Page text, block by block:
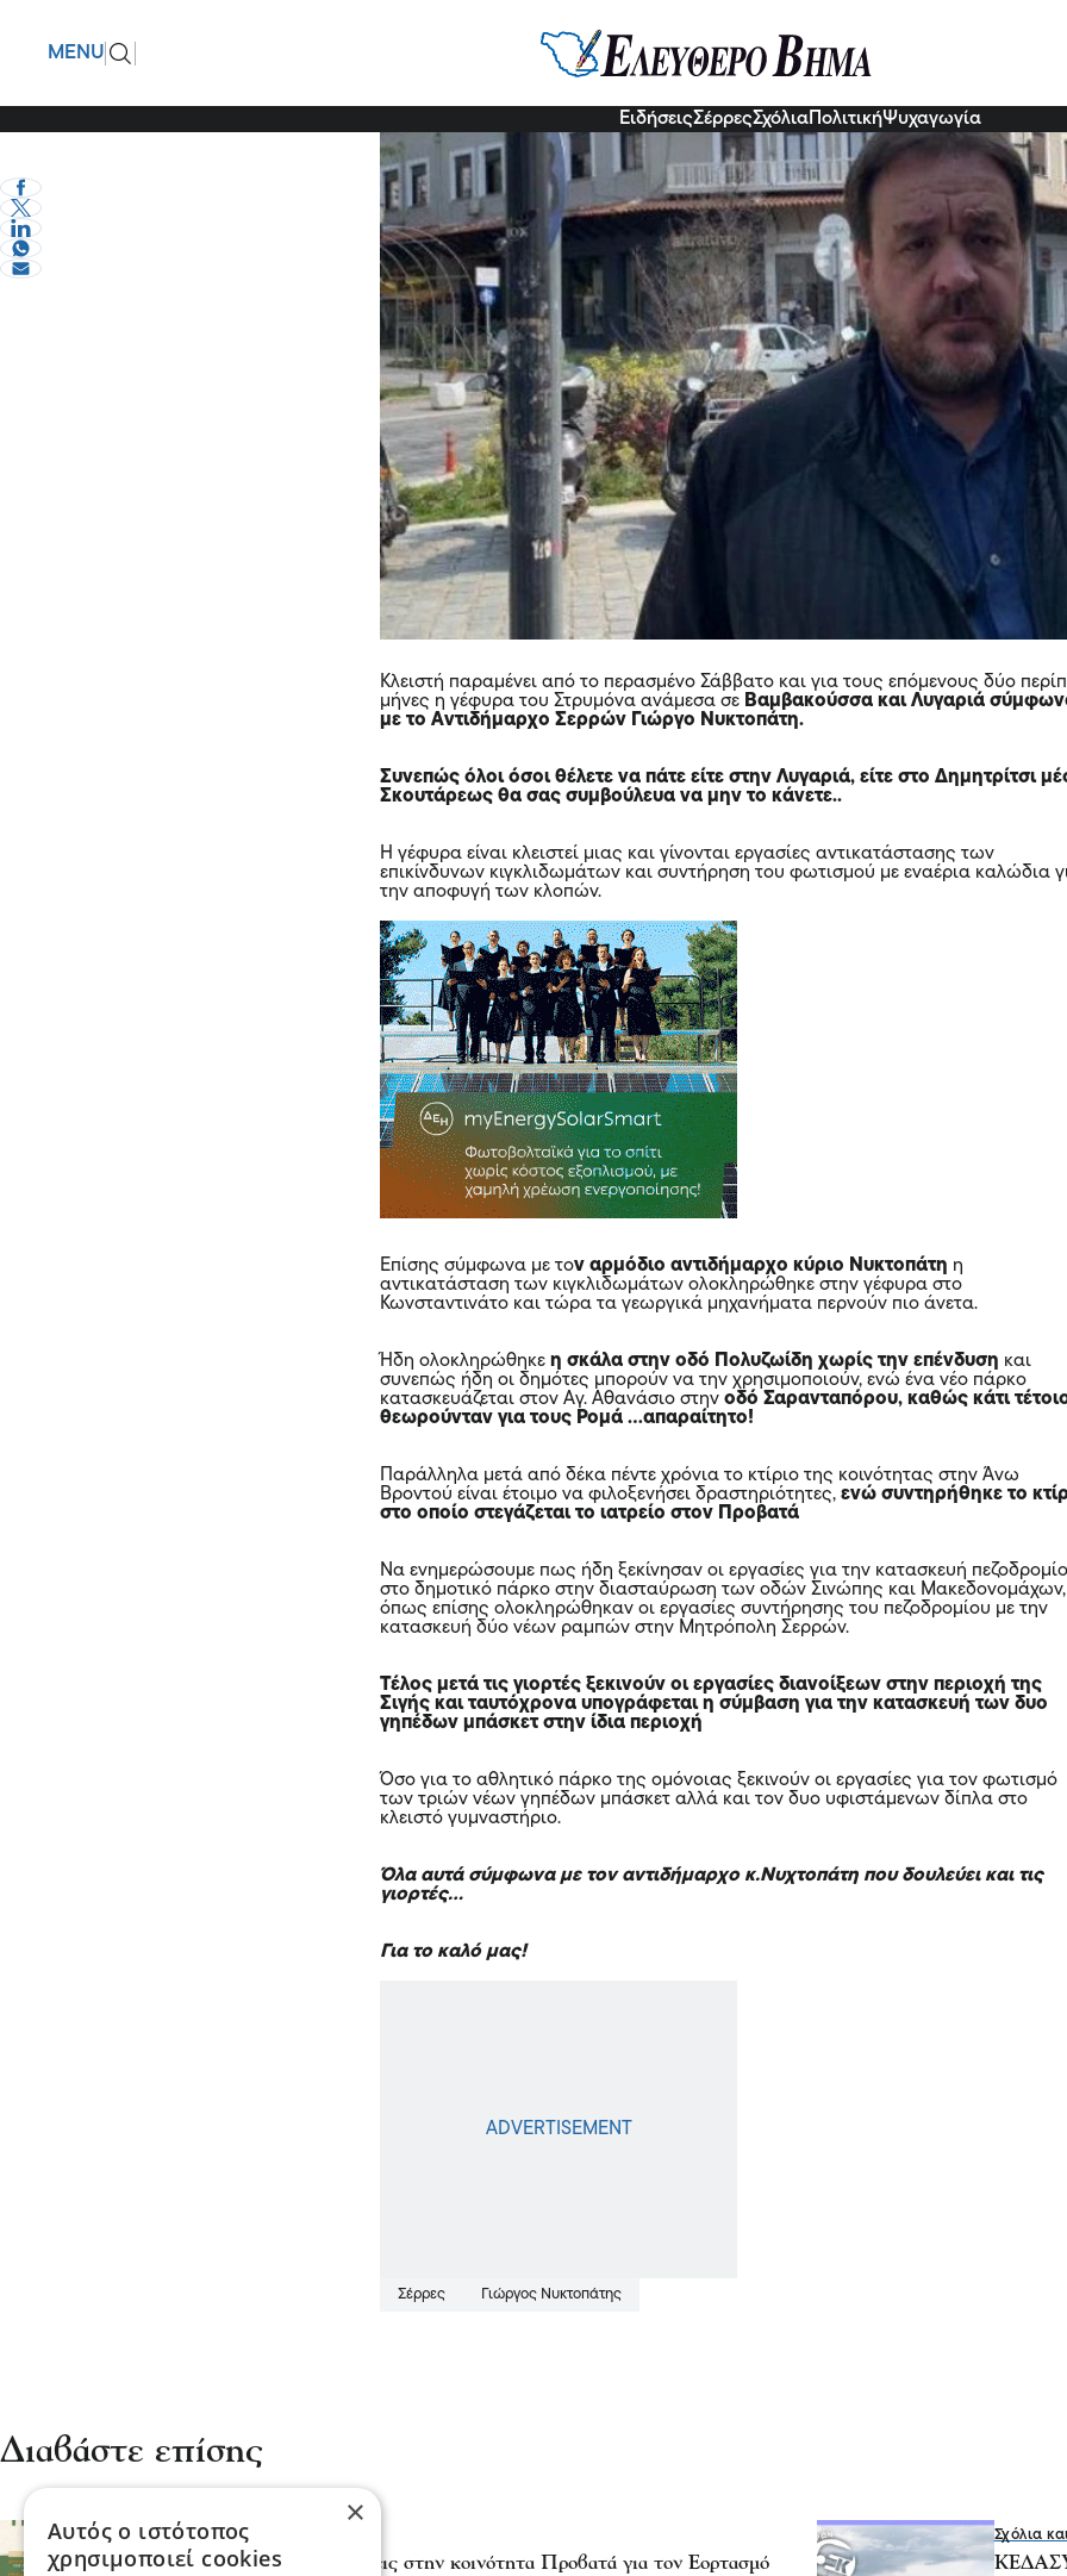
MENU
ΕιδήσειςΣέρρεςΣχόλια ΠολιτικήΨυχαγωγία
Γιώργος Νυκτοπάτης: «Τρέχουν» τα έργα
30 Δεκ 2022, 13:25
Κλειστή παραμένει από το περασμένο Σάββατο και για τους επόμενους δύο
μήνες η γέφυρα του Στρυμόνα ανάμεσα σε Βαμβακούσσα και Λυγαριά
με τοΑντιδήμαρχο Σερρών Γιώργο Νυκτοπάτη.
Συνεπώς όλοι όσοι θέλετε να πάτε είτε στην Λυγαριά, είτε στο Δημητρίτσι
Σκουτάρεως θα σας συμβούλευα να μην το κάνετε..
Η γέφυρα είναι κλειστεί μιας και γίνονται εργασίες αντικατάστασης των
επικίνδυνων κιγκλιδωμάτων και συντήρηση του φωτισμού με εναέρια καλώδια
την αποφυγή των κλοπών.
Επίσης σύμφωνα με τον αρμόδιο αντιδήμαρχο κύριο Νυκτοπάτη η
αντικατάσταση των κιγκλιδωμάτων ολοκληρώθηκε στην γέφυρα στο
Κωνσταντινάτο και τώρα τα γεωργικά μηχανήματα περνούν πιο άνετα.
Ήδη ολοκληρώθηκε η σκάλα στην οδό Πολυζωίδη χωρίς την επένδυση και
συνεπώς ήδη οι δημότες μπορούν να την χρησιμοποιούν, ενώ ένα νέο πάρκο
κατασκευάζεται στον Αγ. Αθανάσιο στην οδό Σαρανταπόρου, καθώς κάτι
θεωρούνταν για τους Ρομά …απαραίτητο!
Παράλληλα μετά από δέκα πέντε χρόνια το κτίριο της κοινότητας στην Άνω
Βροντού είναι έτοιμο να φιλοξενήσει δραστηριότητες,ενώ συντηρήθηκε το
στο οποίο στεγάζεται το ιατρείο στον Προβατά
Να ενημερώσουμε πως ήδη ξεκίνησαν οι εργασίες για την κατασκευή
στο δημοτικό πάρκο στην διασταύρωση των οδών Σινώπης και Μακεδονομάχων,
όπως επίσης ολοκληρώθηκαν οι εργασίες συντήρησης του πεζοδρομίου με την
κατασκευή δύο νέων ραμπών στην Μητρόπολη Σερρών.
Τέλος μετά τις γιορτές ξεκινούν οι εργασίες διανοίξεων στην περιοχή της
Σιγής και ταυτόχρονα υπογράφεται η σύμβαση για την κατασκευή των δυο
γηπέδων μπάσκετ στην ίδια περιοχή
Όσο για το αθλητικό πάρκο της ομόνοιας ξεκινούν οι εργασίες για τον φωτισμό
των τριών νέων γηπέδων μπάσκετ αλλά και τον δυο υφιστάμενων δίπλα στο
κλειστό γυμναστήριο.
Όλα αυτά σύμφωνα με τον αντιδήμαρχο κ.Νυχτοπάτη που δουλεύει και τις
γιορτές…
Για το καλό μας!
Σέρρες Γιώργος Νυκτοπάτης
Διαβάστε επίσης
Σερραικά Νέα
Πανηγυρικές Εκδηλώσεις στην κοινότητα Προβατά για τον Εορτασμό
Σχόλια
ΚΕΔΑΣΥ
×
Αυτός ο ιστότοπος
χρησιμοποιεί cookies